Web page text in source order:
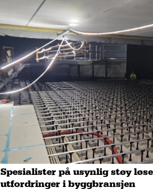
Spesialister på usynlig støy
utfordringer i byggbransjen